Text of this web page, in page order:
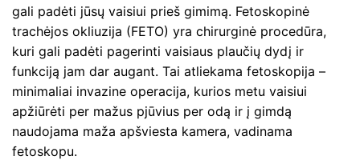
gali padėti jūsų vaisiui prieš gimimą. Fetoskopinė
trachėjos okliuzija (FETO) yra chirurginė procedūra,
kuri gali padėti pagerinti vaisiaus plaučių dydį ir
funkciją jam dar augant. Tai atliekama fetoskopija –
minimaliai invazine operacija, kurios metu vaisiui
apžiūrėti per mažus pjūvius per odą ir į gimdą
naudojama maža apšviesta kamera, vadinama
fetoskopu.